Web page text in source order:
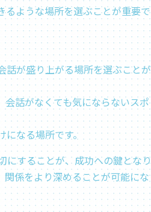
るような場所を選ぶことが重要で
話が盛り上がる場所を選ぶことが
話がなくても気にならないスポ
なる場所です。
にすることが、成功への鍵となり
係をより深めることが可能にな